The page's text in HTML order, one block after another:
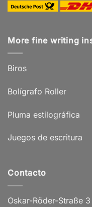
More fine writing
Biros
Bolígrafo Roller
Pluma estilográfica
Juegos de escritura
Contacto
Oskar-Röder-Straße 3